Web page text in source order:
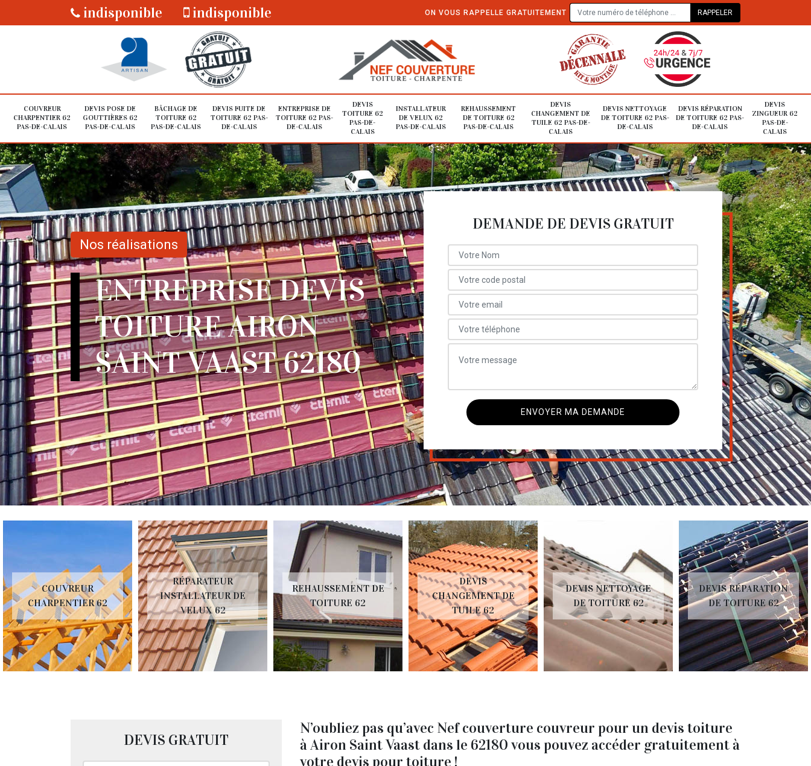
indisponible indisponible ON VOUS RAPPELLE GRATUITEMENT
COUVREUR
CHARPENTIER 62
PAS-DE-CALAIS
DEVIS POSE DE
GOUTTIÈRES 62
PAS-DE-CALAIS
BÂCHAGE DE
TOITURE 62
PAS-DE-CALAIS
DEVIS FUITE DE
TOITURE 62 PAS-
DE-CALAIS
ENTREPRISE DE
TOITURE 62 PAS-
DE-CALAIS
DEVIS
TOITURE 62
PAS-DE-
CALAIS
INSTALLATEUR
DE VELUX 62
PAS-DE-CALAIS
REHAUSSEMENT
DE TOITURE 62
PAS-DE-CALAIS
DEVIS
CHANGEMENT DE
TUILE 62 PAS-DE-
CALAIS
DEVIS NETTOYAGE
DE TOITURE 62 PAS-
DE-CALAIS
DEVIS RÉPARATION
DE TOITURE 62 PAS-
DE-CALAIS
DEVIS
ZINGUEUR 62
PAS-DE-
CALAIS
Nos réalisations
ENTREPRISE DEVIS
TOITURE AIRON
SAINT VAAST 62180
DEMANDE DE DEVIS GRATUIT
COUVREUR
CHARPENTIER 62
RÉPARATEUR
INSTALLATEUR DE
VELUX 62
REHAUSSEMENT DE
TOITURE 62
DEVIS
CHANGEMENT DE
TUILE 62
DEVIS NETTOYAGE
DE TOITURE 62
DEVIS RÉPARATION
DE TOITURE 62
DEVIS GRATUIT
N’oubliez pas qu’avec Nef couverture couvreur pour un devis toiture
à Airon Saint Vaast dans le 62180 vous pouvez accéder gratuitement à
votre devis pour toiture !